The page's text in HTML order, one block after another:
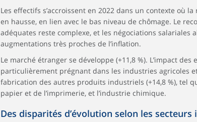
Les effectifs s’accroissent en 2022 dans un contexte où
en hausse, en lien avec le bas niveau de chômage. Le
adéquates reste complexe, et les négociations salariales
augmentations très proches de l’inflation.
Le marché étranger se développe (+11,8 %). L’impact des
particulièrement prégnant dans les industries agricoles
fabrication des autres produits industriels (+14,8 %), tel
papier et de l’imprimerie, et l’industrie chimique.
Des disparités d’évolution selon les secteurs